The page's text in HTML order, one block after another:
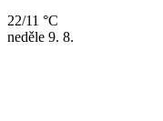
22/11 °C
neděle 9. 8.